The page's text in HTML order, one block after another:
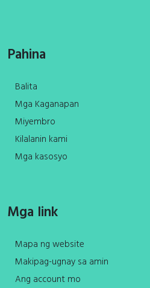
Pahina
Balita
Mga Kaganapan
Miyembro
Kilalanin kami
Mga kasosyo
Mga link
Mapa ng website
Makipag-ugnay sa amin
Ang account mo